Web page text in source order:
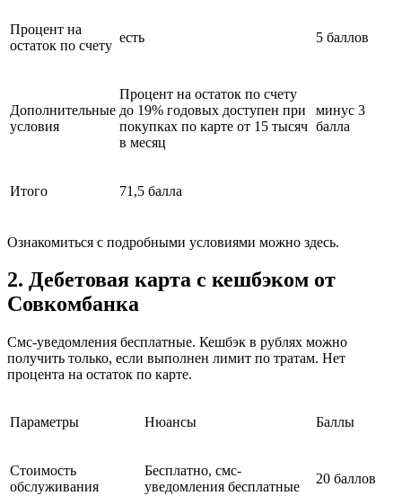
Процент на
остаток по счету
есть 5 баллов
Дополнительные
условия
Процент на остаток по счету
до 19% годовых доступен при
покупках по карте от 15 тысяч
в месяц
минус 3
балла
Итого 71,5 балла
Ознакомиться с подробными условиями можно здесь.
2. Дебетовая карта с кешбэком от
Совкомбанка
Смс-уведомления бесплатные. Кешбэк в рублях можно
получить только, если выполнен лимит по тратам. Нет
процента на остаток по карте.
Параметры Нюансы Баллы
Стоимость
обслуживания
Бесплатно, смс-
уведомления бесплатные
20 баллов